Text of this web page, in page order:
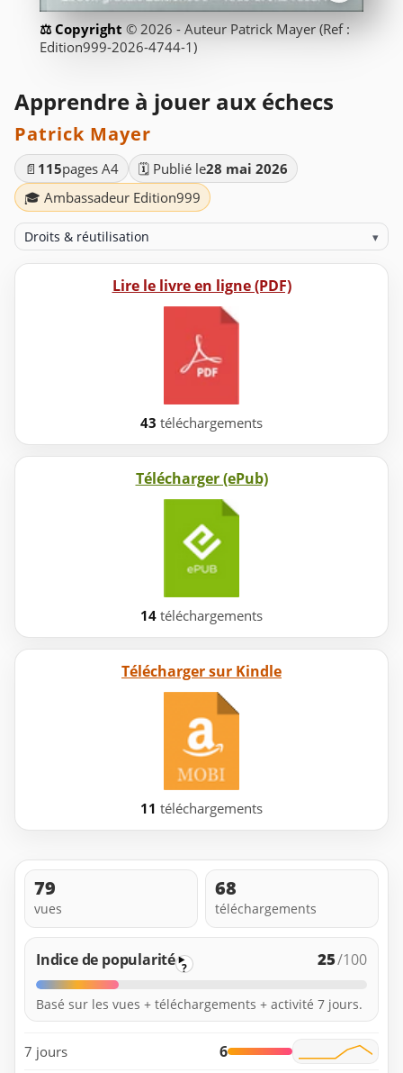
© 2026 - Auteur Patrick Mayer (Ref :
Edition999-2026-4744-1)
Apprendre à jouer aux échecs
Patrick Mayer
📄 115pages A4 🗓️ Publié le28 mai 2026
🎓 Ambassadeur Edition999
Droits & réutilisation ▾
Lire le livre en ligne (PDF)
43 téléchargements
Télécharger (ePub)
14 téléchargements
Télécharger sur Kindle
11 téléchargements
79
vues
68
téléchargements
Indice de popularité ? 25/100
Basé sur les vues + téléchargements + activité 7 jours.
7 jours 6